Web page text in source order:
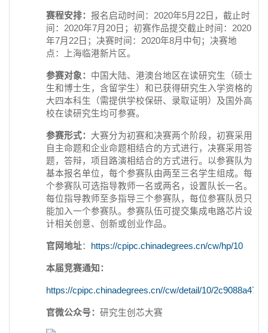
赛程安排： 报名启动时间：2020年5月22日，截止时
间：2020年7月20日；初赛作品提交截止时间：2020
年7月22日；决赛时间：2020年8月中旬；决赛地
点：上海临港新片区。
参赛对象： 中国大陆、港澳台地区在读研究生（硕士
生和博士生，含留学生）和已获得研究生入学资格的
大四本科生（需提供学校保研、录取证明）及国外高
校在读研究生均可参赛。
参赛形式： 大赛分为初赛和决赛两个阶段，初赛采用
自主命题和企业命题相结合的方式进行，决赛采用答
题，答辩，项目路演相结合的方式进行。以参赛队为
基本报名单位，每个参赛队由两至三名学生组成。每
个参赛队可选指导教师一名或两名，设置队长一名。
每位指导教师至多指导三个参赛队，每位参赛队员只
能加入一个参赛队。参赛队伍可提交集成电路芯片设
计相关创意、创新或创业作品。
官网地址： https://cpipc.chinadegrees.cn/cw/hp/10
本届竞赛通知：
https://cpipc.chinadegrees.cn//cw/detail/10/
官微公众号： 研究生创芯大赛